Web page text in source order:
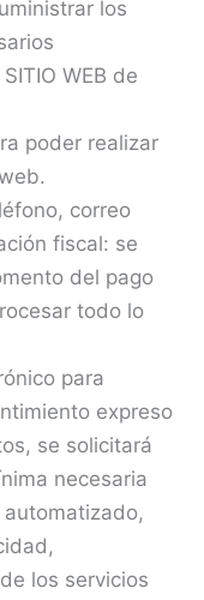
los
WEB de
poder realizar
correo
fiscal: se
del pago
todo lo
para
expreso
se solicitará
necesaria
los servicios